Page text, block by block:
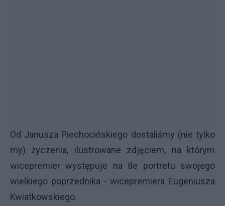
Od Janusza Piechocińskiego dostaliśmy (nie tylko
my) życzenia, ilustrowane zdjęciem, na którym
wicepremier występuje na tle portretu swojego
wielkiego poprzednika - wicepremiera Eugeniusza
Kwiatkowskiego.